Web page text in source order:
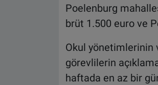
Poelenburg
brüt 1.500 euro ve
Okul yönetimlerinin
görevlilerin
haftada en az bir